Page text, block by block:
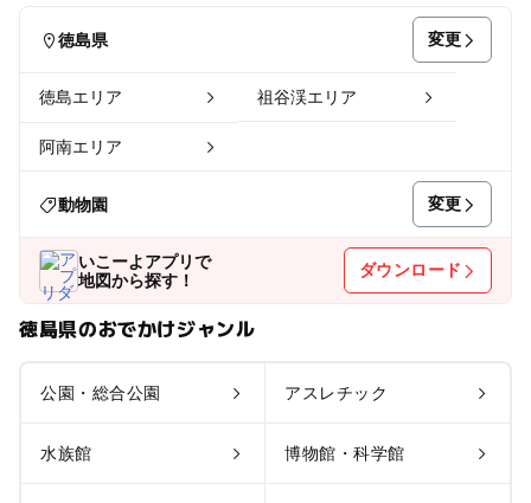
徳島県 変更
徳島エリア 祖谷渓エリア
阿南エリア
動物園 変更
いこーよアプリで
地図から探す！
ダウンロード
徳島県のおでかけジャンル
公園・総合公園 アスレチック
水族館 博物館・科学館